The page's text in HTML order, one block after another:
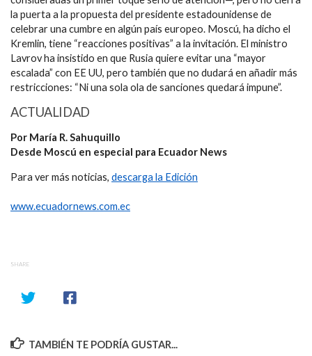
la puerta a la propuesta del presidente estadounidense de
celebrar una cumbre en algún país europeo. Moscú, ha dicho el
Kremlin, tiene “reacciones positivas” a la invitación. El ministro
Lavrov ha insistido en que Rusia quiere evitar una “mayor
escalada” con EE UU, pero también que no dudará en añadir más
restricciones: “Ni una sola ola de sanciones quedará impune”.
ACTUALIDAD
Por María R. Sahuquillo
Desde Moscú en especial para Ecuador News
Para ver más noticias, descarga la Edición
www.ecuadornews.com.ec
SHARE
TAMBIÉN TE PODRÍA GUSTAR...